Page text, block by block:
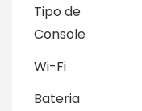
Tipo de
Console
Wi-Fi
Bateria